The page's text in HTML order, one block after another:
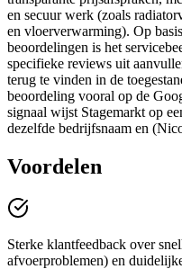
en secuur werk (zoals
en vloerverwarming). Op
beoordelingen is het
specifieke reviews uit
terug te vinden in de
beoordeling vooral op de
signaal wijst Stagemarkt op
dezelfde bedrijfsnaam en
Voordelen
Sterke klantfeedback over
afvoerproblemen) en